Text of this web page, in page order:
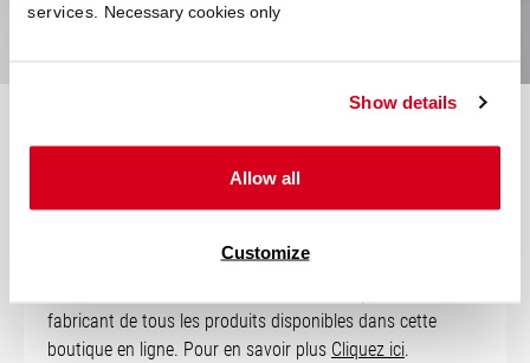
services. Necessary cookies only
Show details
Allow all
Customize
Sauf mention contraire, bett1.de GmbH (siège social :
fabricant de tous les produits disponibles dans cette
boutique en ligne. Pour en savoir plus Cliquez ici.